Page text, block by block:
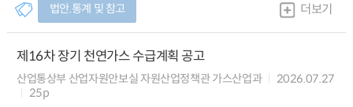
법안.통계 및 참고 더보기
제16차 장기 천연가스 수급계획 공고
산업통상부 산업자원안보실 자원산업정책관 가스산업과
2026.07.27
25p